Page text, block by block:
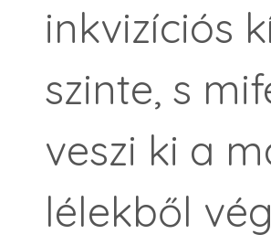
inkvizíciós
szinte, s
veszi ki a
lélekből